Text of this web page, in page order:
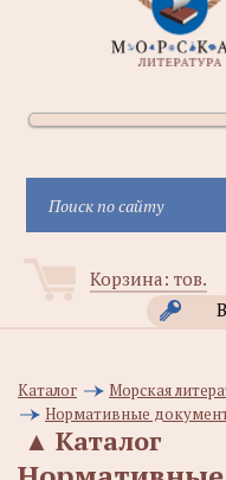
Корзина: тов.
Каталог
Морская
Нормативные
Каталог
▲